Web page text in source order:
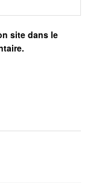
site dans le